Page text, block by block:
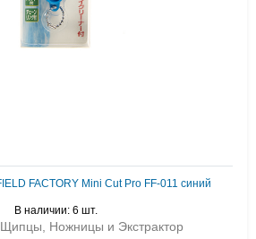
FACTORY Mini Cut Pro FF-011 синий
В наличии: 6 шт.
Щипцы, Ножницы и Экстрактор